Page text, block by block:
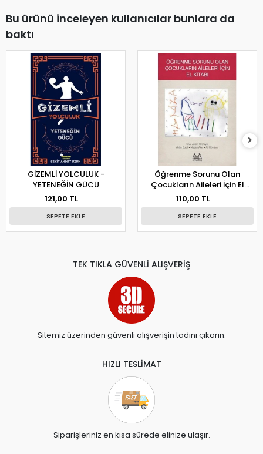
Bu ürünü inceleyen kullanıcılar bunlara da
baktı
GİZEMLİ YOLCULUK -
YETENEĞİN GÜCÜ
121,00 TL
SEPETE EKLE
Öğrenme Sorunu Olan
Çocukların Aileleri İçin El
Kitabı
110,00 TL
SEPETE EKLE
TEK TIKLA GÜVENLİ ALIŞVERİŞ
Sitemiz üzerinden güvenli alışverişin tadını çıkarın.
HIZLI TESLİMAT
Siparişleriniz en kısa sürede elinize ulaşır.